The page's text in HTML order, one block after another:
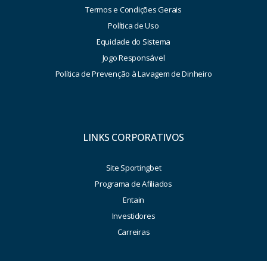
Termos e Condições Gerais
Política de Uso
Equidade do Sistema
Jogo Responsável
Política de Prevenção à Lavagem de Dinheiro
LINKS CORPORATIVOS
Site Sportingbet
Programa de Afiliados
Entain
Investidores
Carreiras